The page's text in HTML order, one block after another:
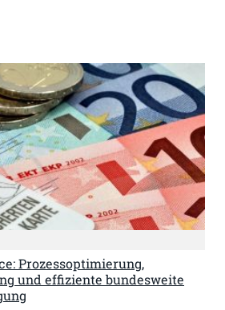
Prozessoptimierung,
und effiziente bundesweite